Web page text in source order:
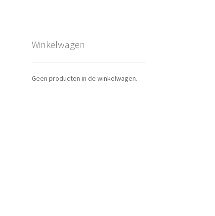
Winkelwagen
Geen producten in de winkelwagen.